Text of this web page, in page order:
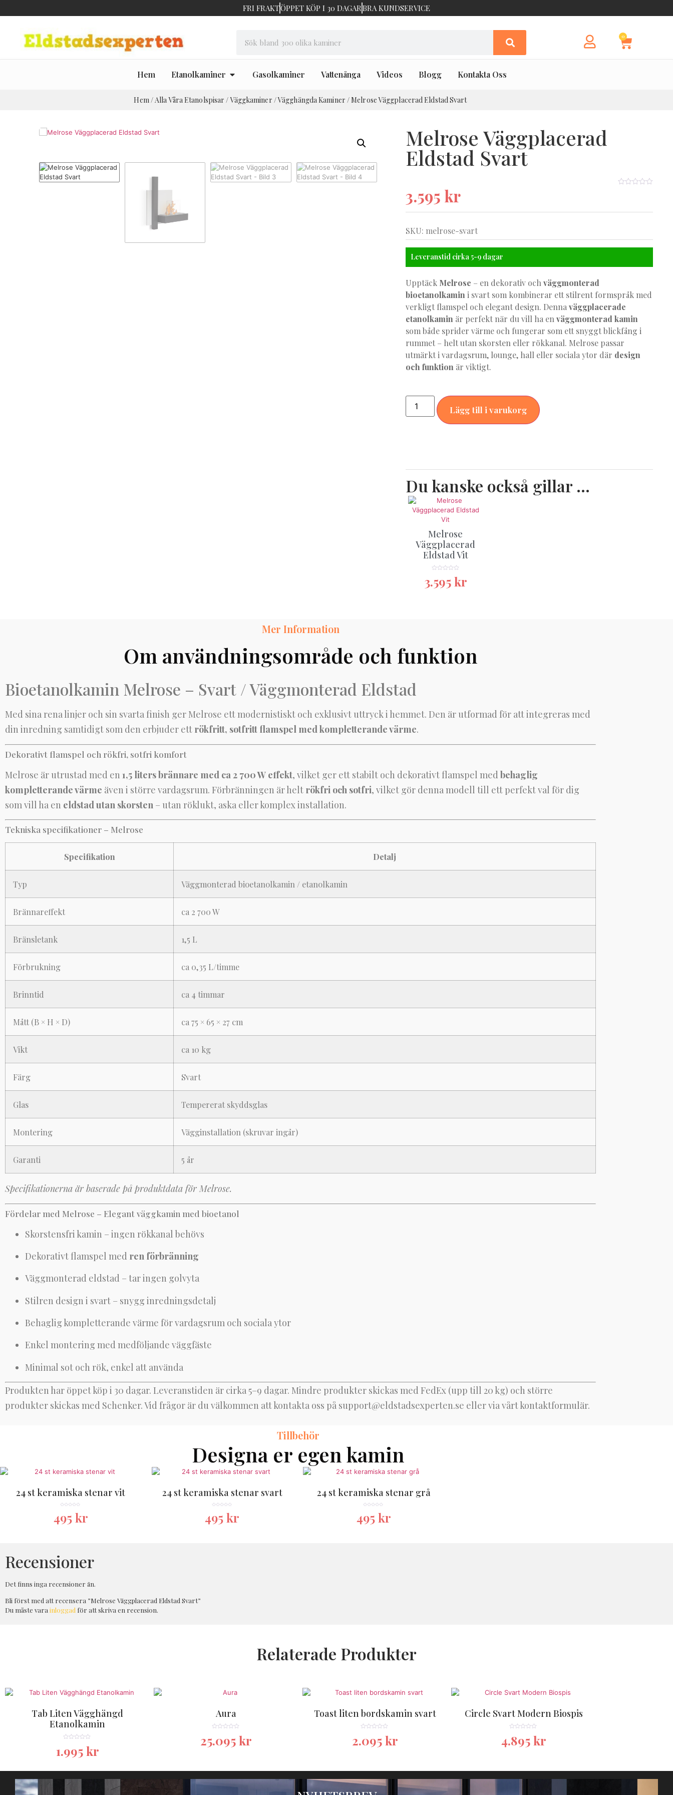
FRI FRAKTÖPPET KÖP I 30 DAGARBRA KUNDSERVICE
0
Hem Etanolkaminer Gasolkaminer Vattenånga Videos Blogg Kontakta Oss
Hem/Alla Våra Etanolspisar /Väggkaminer /Vägghängda Kaminer / Melrose Väggplacerad Eldstad Svart
Melrose Väggplacerad
Eldstad Svart
3.595 kr
SKU: melrose-svart
Leveranstid cirka 5-9 dagar
Upptäck Melrose – en dekorativ ochväggmonterad
bioetanolkamini svart som kombinerar ett stilrent formspråk med
verkligt flamspel och elegant design. Dennaväggplacerade
etanolkamin är perfekt när du vill ha enväggmonterad kamin
som både sprider värme och fungerar som ett snyggt blickfång i
rummet – helt utan skorsten eller rökkanal. Melrose passar
utmärkt i vardagsrum, lounge, hall eller sociala ytor där design
och funktion är viktigt.
Lägg till i varukorg
Du kanske också gillar …
Melrose
Väggplacerad
Eldstad Vit
3.595kr
Mer Information
Om användningsområde och funktion
Bioetanolkamin Melrose – Svart / Väggmonterad Eldstad
Med sina rena linjer och sin svarta finish ger Melrose ett modernistiskt och exklusivt uttryck i hemmet. Den är utformad för att integreras med
din inredning samtidigt som den erbjuder ett rökfritt, sotfritt flamspel med kompletterande värme.
Dekorativt flamspel och rökfri, sotfri komfort
Melrose är utrustad med en 1,5 liters brännare med ca 2 700 W effekt, vilket ger ett stabilt och dekorativt flamspel med behaglig
kompletterande värme även i större vardagsrum. Förbränningen är helt rökfri och sotfri, vilket gör denna modell till ett perfekt val för dig
som vill ha en eldstad utan skorsten – utan röklukt, aska eller komplex installation.
Tekniska specifikationer – Melrose
Specifikation Detalj
Typ Väggmonterad bioetanolkamin / etanolkamin
Brännareffekt ca 2 700 W
Bränsletank 1,5 L
Förbrukning ca 0,35 L/timme
Brinntid ca 4 timmar
Mått (B × H × D) ca 75 × 65 × 27 cm
Vikt ca 10 kg
Färg Svart
Glas Tempererat skyddsglas
Montering Vägginstallation (skruvar ingår)
Garanti 5 år
Specifikationerna är baserade på produktdata för Melrose.
Fördelar med Melrose – Elegant väggkamin med bioetanol
Skorstensfri kamin – ingen rökkanal behövs
Dekorativt flamspel med ren förbränning
Väggmonterad eldstad – tar ingen golvyta
Stilren design i svart – snygg inredningsdetalj
Behaglig kompletterande värme för vardagsrum och sociala ytor
Enkel montering med medföljande väggfäste
Minimal sot och rök, enkel att använda
Produkten har öppet köp i 30 dagar. Leveranstiden är cirka 5–9 dagar. Mindre produkter skickas med FedEx (upp till 20 kg) och större
produkter skickas med Schenker. Vid frågor är du välkommen att kontakta oss på support@eldstadsexperten.se eller via vårt kontaktformulär.
Tillbehör
Designa er egen kamin
24 st keramiska stenar vit
495kr
24 st keramiska stenar svart
495kr
24 st keramiska stenar grå
495kr
Recensioner
Det finns inga recensioner än.
Bli först med att recensera ”Melrose Väggplacerad Eldstad Svart”
Du måste vara inloggad för att skriva en recension.
Relaterade Produkter
Tab Liten Vägghängd
Etanolkamin
1.995kr
Aura
25.095kr
Toast liten bordskamin svart
2.095kr
Circle Svart Modern Biospis
4.895kr